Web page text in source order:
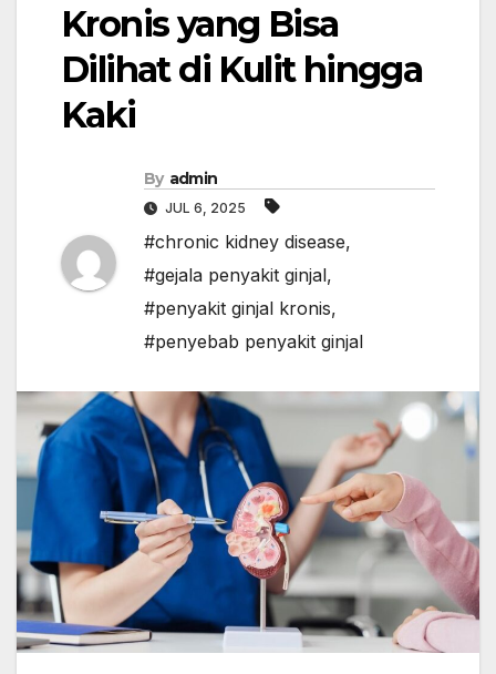
Kronis yang Bisa
Dilihat di Kulit hingga
Kaki
By admin
JUL 6, 2025
#chronic kidney disease,
#gejala penyakit ginjal,
#penyakit ginjal kronis,
#penyebab penyakit ginjal